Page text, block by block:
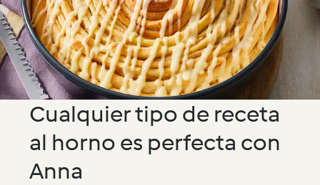
Cualquier tipo de receta
al horno es perfecta con
Anna